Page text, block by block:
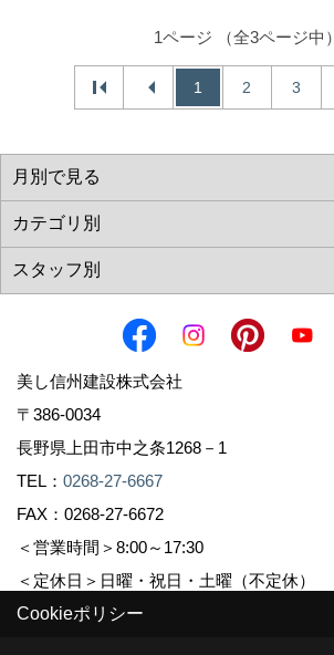
1ページ （全3ページ中）
1 2 3
美し信州建設株式会社
〒386-0034
長野県上田市中之条1268－1
TEL： 0268-27-6667
FAX：0268-27-6672
＜営業時間＞8:00～17:30
＜定休日＞日曜・祝日・土曜（不定休）
Cookieポリシー